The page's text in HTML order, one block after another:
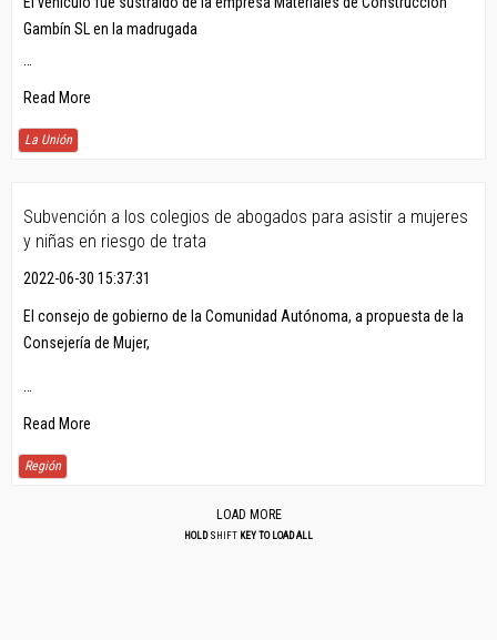
Gambín SL en la madrugada
Read More
La Unión
Subvención a los colegios de abogados para asistir a mujeres
y niñas en riesgo de trata
2022-06-30 15:37:31
El consejo de gobierno de la Comunidad Autónoma, a propuesta de la
Consejería de Mujer,
Read More
Región
LOAD MORE
HOLD SHIFT KEY TO LOAD ALL